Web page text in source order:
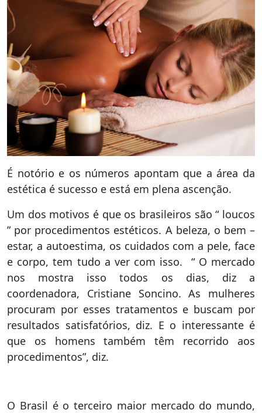
É notório e os números apontam que a área da
estética é sucesso e está em plena ascenção.
Um dos motivos é que os brasileiros são “ loucos
” por procedimentos estéticos. A beleza, o bem –
estar, a autoestima, os cuidados com a pele, face
e corpo, tem tudo a ver com isso. “ O mercado
nos mostra isso todos os dias, diz a
coordenadora, Cristiane Soncino. As mulheres
procuram por esses tratamentos e buscam por
resultados satisfatórios, diz. E o interessante é
que os homens também têm recorrido aos
procedimentos”, diz.
O Brasil é o terceiro maior mercado do mundo,